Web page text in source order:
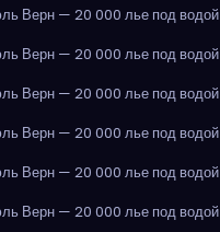
Верн — 20 000 лье под водой
Верн — 20 000 лье под водой
Верн — 20 000 лье под водой
Верн — 20 000 лье под водой
Верн — 20 000 лье под водой
Верн — 20 000 лье под водой